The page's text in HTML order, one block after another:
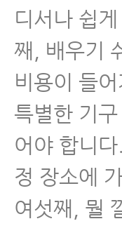
디서나 쉽
째, 배우기
비용이 들
특별한 기
어야 합니
정 장소에
여섯째, 뭘